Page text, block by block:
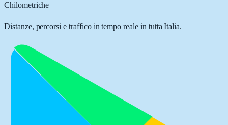
Chilometriche
Distanze, percorsi e traffico in tempo reale in tutta Italia.